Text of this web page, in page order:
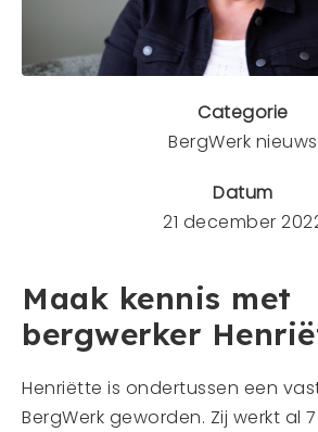
Mens en dier
Veelgestelde vragenContact
Categorie
BergWerk nieuws
Datum
21 december
Maak kennis met
bergwerker
Henriëtte is ondertussen een
BergWerk geworden. Zij werkt al